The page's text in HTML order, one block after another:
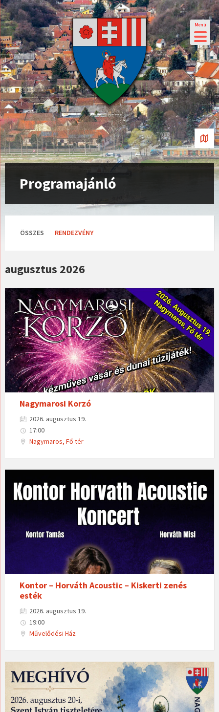
Menü
Programajánló
ÖSSZES RENDEZVÉNY
augusztus 2026
Nagymarosi Korzó
2026. augusztus 19.
17:00
Nagymaros, Fő tér
Kontor – Horváth Acoustic – Kiskerti zenés
esték
2026. augusztus 19.
19:00
Művelődési Ház